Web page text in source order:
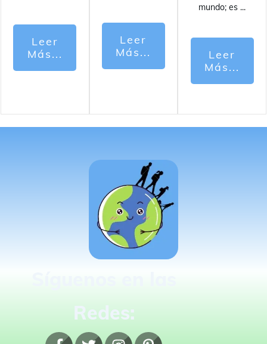
Leer
Más...
Leer
Más...
mundo; es ...
Leer
Más...
Redes: